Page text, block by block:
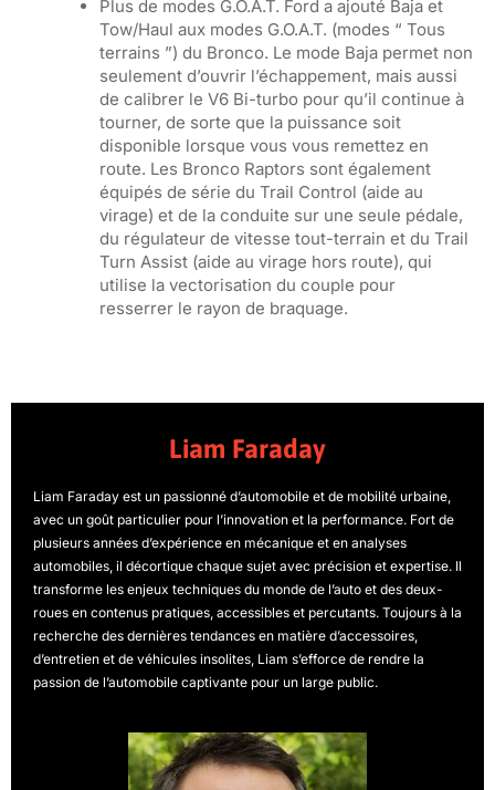
Plus de modes G.O.A.T. Ford a ajouté Baja et
Tow/Haul aux modes G.O.A.T. (modes “ Tous
terrains ”) du Bronco. Le mode Baja permet non
seulement d’ouvrir l’échappement, mais aussi
de calibrer le V6 Bi-turbo pour qu’il continue à
tourner, de sorte que la puissance soit
disponible lorsque vous vous remettez en
route. Les Bronco Raptors sont également
équipés de série du Trail Control (aide au
virage) et de la conduite sur une seule pédale,
du régulateur de vitesse tout-terrain et du Trail
Turn Assist (aide au virage hors route), qui
utilise la vectorisation du couple pour
resserrer le rayon de braquage.
Liam Faraday
Liam Faraday est un passionné d’automobile et de mobilité urbaine,
avec un goût particulier pour l’innovation et la performance. Fort de
plusieurs années d’expérience en mécanique et en analyses
automobiles, il décortique chaque sujet avec précision et expertise. Il
transforme les enjeux techniques du monde de l’auto et des deux-
roues en contenus pratiques, accessibles et percutants. Toujours à la
recherche des dernières tendances en matière d’accessoires,
d’entretien et de véhicules insolites, Liam s’efforce de rendre la
passion de l’automobile captivante pour un large public.